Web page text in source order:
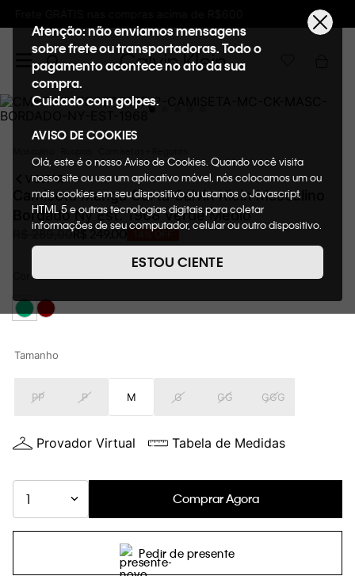
Ganhe 10% de GIFTBACK em todas as
Atenção: não enviamos mensagens
sobre frete ou transportadoras. Todo o
pagamento acontece no ato da sua
compra.
Cuidado com golpes.
AVISO DE COOKIES
Olá, este é o nosso Aviso de Cookies. Quando você visita
nosso site ou usa um aplicativo móvel, nós colocamos um ou
mais cookies em seu dispositivo ou usamos o Javascript,
HTML 5 e outras tecnologias digitais para coletar
informações de seu computador, celular ou outro dispositivo.
de cookies, informaremos quais cookies usaremos e quais
suas funções. A forma como processamos os dados
nosso Aviso de Privacidade. Quando você visita nosso site,
consideraremos isso como sua solicitação específica para
entre outros, a capacidade de comprar um item em nossa
Cookies acesse o link.
ESTOU CIENTE
VOLTAR
Camiseta Manga Curta Calvin Klein Masculino
Bordado Ny Est. 1968 Verde Médio
289,00R$249 ,00 14%OFF
CorVERDE MÉDIO
Tamanho
PP P M G GG GGG
Provador Virtual Tabela de Medidas
1 Comprar Agora
Pedir de presente